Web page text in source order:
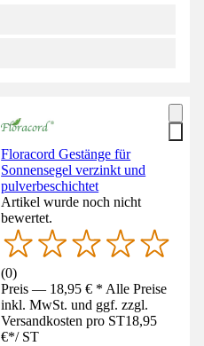
Floracord Gestänge für
Sonnensegel verzinkt und
pulverbeschichtet
Artikel wurde noch nicht
bewertet.
(0)
Preis — 18,95 € * Alle Preise
inkl. MwSt. und ggf. zzgl.
Versandkosten pro ST18,95
€*/ ST